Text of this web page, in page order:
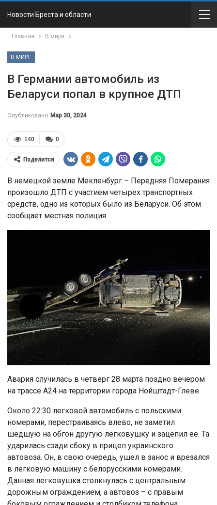
Новости Бреста и области
Главная В мире
В МИРЕ
В Германии автомобиль из
Беларуси попал в крупное ДТП
Опубликовано Мар 30, 2024
0
140
Поделится
В немецкой земле Мекленбург – Передняя Померания
произошло ДТП с участием четырех транспортных
средств, одно из которых было из Беларуси. Об этом
сообщает местная полиция.
Авария случилась в четверг 28 марта поздно вечером
на трассе А24 на территории города Нойштадт-Глеве.
Около 22:30 легковой автомобиль с польскими
номерами, перестраиваясь влево, не заметил
шедшую на обгон другую легковушку и зацепил ее. Та
ударилась сзади сбоку в прицеп украинского
автовоза. Он, в свою очередь, ушел в занос и врезался
в легковую машину с белорусскими номерами.
Данная легковушка столкнулась с центральным
дорожным ограждением, а автовоз – с правым